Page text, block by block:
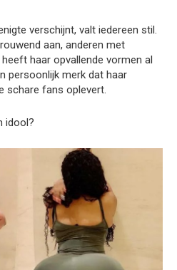
verschijnt, valt iedereen stil.
aan, anderen met
haar opvallende vormen al
persoonlijk merk dat haar
schare fans oplevert.
idool?